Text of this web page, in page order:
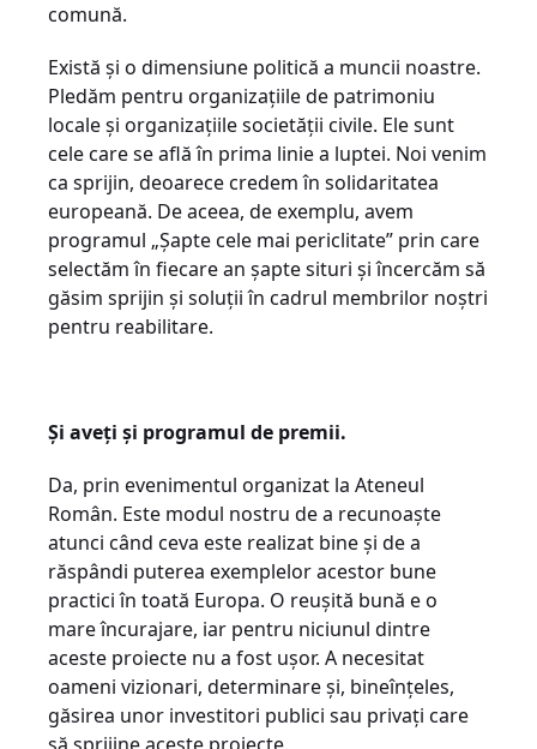
comună.
Există și o dimensiune politică a muncii noastre.
Pledăm pentru organizațiile de patrimoniu
locale și organizațiile societății civile. Ele sunt
cele care se află în prima linie a luptei. Noi venim
ca sprijin, deoarece credem în solidaritatea
europeană. De aceea, de exemplu, avem
programul „Șapte cele mai periclitate” prin care
selectăm în fiecare an șapte situri și încercăm să
găsim sprijin și soluții în cadrul membrilor noștri
pentru reabilitare.
Și aveți și programul de premii.
Da, prin evenimentul organizat la Ateneul
Român. Este modul nostru de a recunoaște
atunci când ceva este realizat bine și de a
răspândi puterea exemplelor acestor bune
practici în toată Europa. O reușită bună e o
mare încurajare, iar pentru niciunul dintre
aceste proiecte nu a fost ușor. A necesitat
oameni vizionari, determinare și, bineînțeles,
găsirea unor investitori publici sau privați care